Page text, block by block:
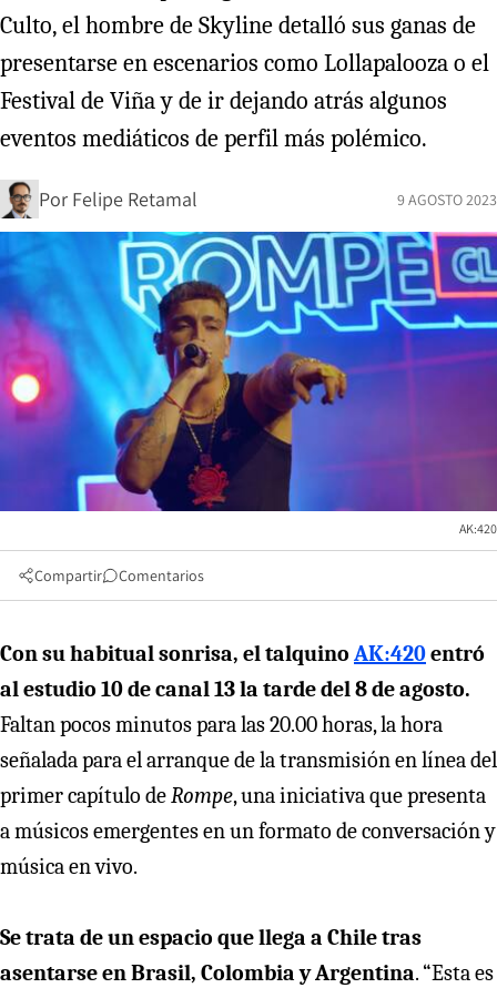
Culto, el hombre de Skyline detalló sus ganas de
presentarse en escenarios como Lollapalooza o el
Festival de Viña y de ir dejando atrás algunos
eventos mediáticos de perfil más polémico.
Por Felipe Retamal 9 AGOSTO 2023
AK:420
Compartir Comentarios
Con su habitual sonrisa, el talquino AK:420entró
al estudio 10 de canal 13 la tarde del 8 de agosto.
Faltan pocos minutos para las 20.00 horas, la hora
señalada para el arranque de la transmisión en línea del
primer capítulo deRompe, una iniciativa que presenta
a músicos emergentes en un formato de conversación y
música en vivo.
Se trata de un espacio que llega a Chile tras
asentarse en Brasil, Colombia y Argentina. “Esta es